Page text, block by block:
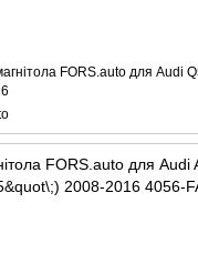
FORS.auto для Audi